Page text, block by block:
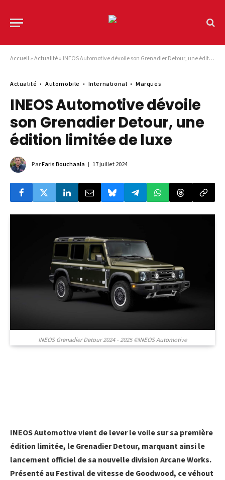
Accueil»Actualité» INEOS Automotive dévoile son Grenadier Detour, une édition limitée de luxe
Actualité Automobile International Marques
INEOS Automotive dévoile
son Grenadier Detour, une
édition limitée de luxe
ParFaris Bouchaala 17 juillet 2024
INEOS Grenadier Detour 2024 - 2025 ©INEOS Automotive
INEOS Automotive vient de lever le voile sur sa première
édition limitée, le Grenadier Detour, marquant ainsi le
lancement officiel de sa nouvelle division Arcane Works.
Présenté au Festival de vitesse de Goodwood, ce véhout